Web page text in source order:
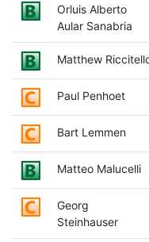
Orluis Alberto
Aular Sanabria
Matthew
Paul Penhoet
Bart Lemmen
Matteo Malucelli
Georg
Steinhauser